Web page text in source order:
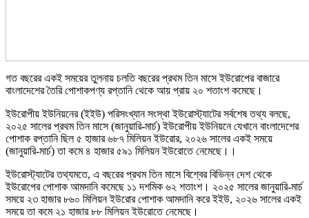
গত বছরের একই সময়ের তুলনায় চলতি বছরের প্রথম তিন মাসে ইউরোপের বাজারে
বাংলাদেশের তৈরি পোশাকপণ্য রপ্তানি থেকে আয় প্রায় ২০ শতাংশ কমেছে।
ইউরোপীয় ইউনিয়নের (ইইউ) পরিসংখ্যান সংস্থা ইউরোস্ট্যাটের সর্বশেষ তথ্য বলছে,
২০২৫ সালের প্রথম তিন মাসে (জানুয়ারি-মার্চ) ইউরোপীয় ইউনিয়নে যেখানে বাংলাদেশের
পোশাক রপ্তানি ছিল ৫ হাজার ৬৮৭ মিলিয়ন ইউরোর, ২০২৬ সালের একই সময়ে
(জানুয়ারি-মার্চ) তা কমে ৪ হাজার ৫৯১ মিলিয়ন ইউরোতে নেমেছে।।
ইউরোস্ট্যাটের তথ্যমতে, এ বছরের প্রথম তিন মাসে বিশ্বের বিভিন্ন দেশ থেকে
ইউরোপের পোশাক আমদানি কমেছে ১১ দশমিক ৬২ শতাংশ। ২০২৫ সালের জানুয়ারি-মার্চ
সময়ে ২৩ হাজার ৮৬০ মিলিয়ন ইউরোর পোশাক আমদানি করে ইইউ, ২০২৬ সালের একই
সময়ে তা কমে ২১ হাজার ৮৮ মিলিয়ন ইউরোতে নেমেছে।